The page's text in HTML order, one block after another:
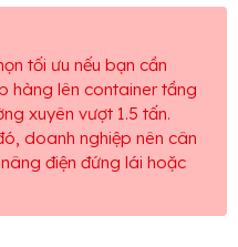
tối ưu nếu bạn cần
hàng lên container tầng
xuyên vượt 1.5 tấn.
doanh nghiệp nên cân
điện đứng lái hoặc